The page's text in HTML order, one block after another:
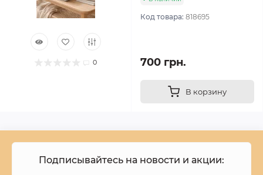
0
Код товара: 818695
700 грн.
В корзину
Подписывайтесь на новости и акции: